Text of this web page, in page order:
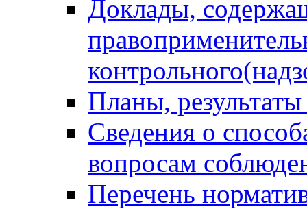
Доклады,
Планы,
Сведения о
вопросам
Перечень